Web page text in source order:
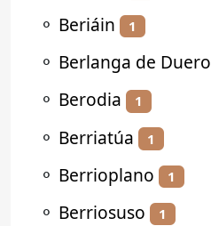
⚬ Beriáin 1
⚬ Berlanga de Duero
⚬ Berodia 1
⚬ Berriatúa 1
⚬ Berrioplano 1
⚬ Berriosuso 1